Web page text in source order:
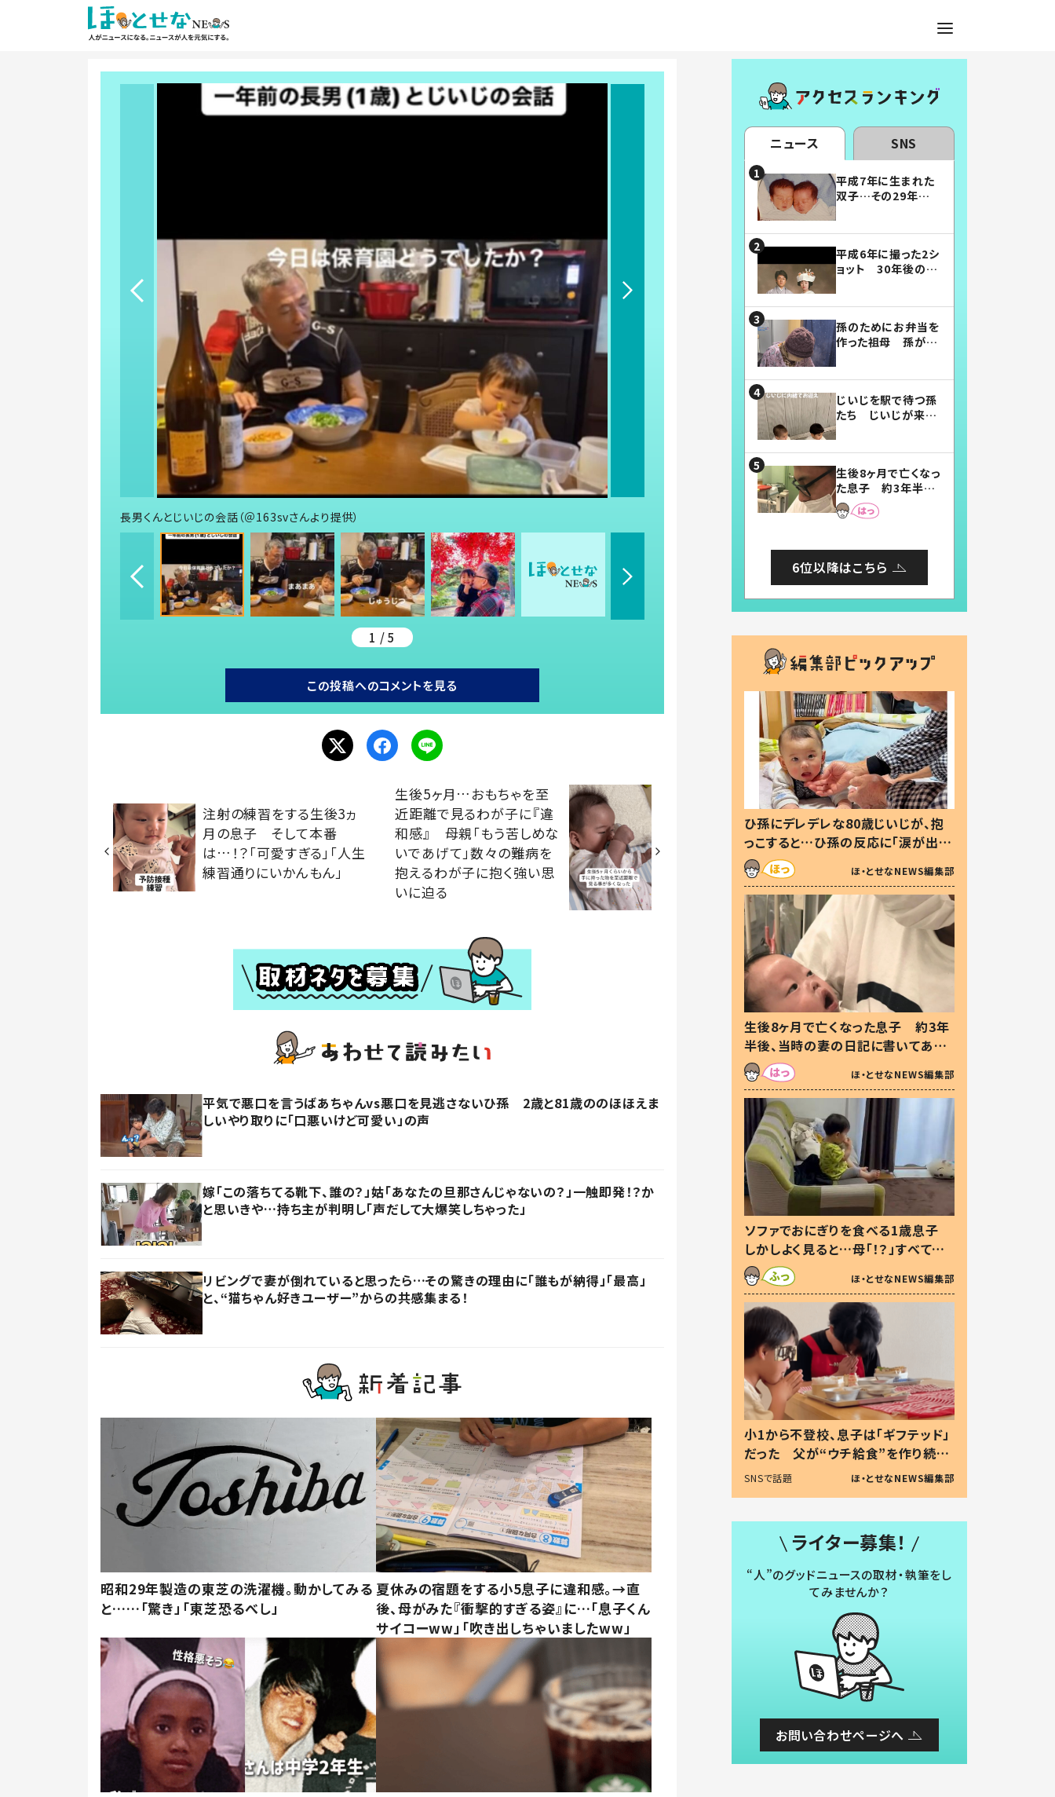
長男くんとじいじの会話（＠163svさんより提供）
1 / 5
この投稿へのコメントを見る
注射の練習をする生後3ヵ
月の息子 そして本番
は…！？「可愛すぎる」「人生
練習通りにいかんもん」
生後5ヶ月…おもちゃを至
近距離で見るわが子に『違
和感』 母親「もう苦しめな
いであげて」数々の難病を
抱えるわが子に抱く強い思
いに迫る
平気で悪口を言うばあちゃんvs悪口を見逃さないひ孫 2歳と81歳ののほほえま
しいやり取りに「口悪いけど可愛い」の声
嫁「この落ちてる靴下、誰の？」姑「あなたの旦那さんじゃないの？」一触即発！？か
と思いきや…持ち主が判明し「声だして大爆笑しちゃった」
リビングで妻が倒れていると思ったら…その驚きの理由に「誰もが納得」「最高」
と、“猫ちゃん好きユーザー”からの共感集まる！
昭和29年製造の東芝の洗濯機。動かしてみる
と……「驚き」「東芝恐るべし」
夏休みの宿題をする小5息子に違和感。→直
後、母がみた『衝撃的すぎる姿』に…「息子くん
サイコーww」「吹き出しちゃいましたww」
ニュース SNS
平成7年に生まれた
双子…その29年後
平成6年に撮った2シ
ョット 30年後の姿
孫のためにお弁当を
作った祖母 孫が絶
じいじを駅で待つ孫
たち じいじが来た
まらない」「幸せにな
れる」
生後8ヶ月で亡くなっ
た息子 約3年半
後、当時の妻の日記
に書いてあった本音
6位以降はこちら
ひ孫にデレデレな80歳じいじが、抱
っこすると…ひ孫の反応に「涙が出ま
した」「可愛くて仕方ない」
ほ・とせなNEWS編集部
生後8ヶ月で亡くなった息子 約3年
半後、当時の妻の日記に書いてあっ
た本音とは
ほ・とせなNEWS編集部
ソファでおにぎりを食べる1歳息子
しかしよく見ると…母「！？」すべてを
察した母の投稿に「可愛いから許
す！」「現行犯〜」
ほ・とせなNEWS編集部
小1から不登校、息子は「ギフテッド」
だった 父が“ウチ給食”を作り続け
る理由とは #令和の親 #令和の子
SNSで話題 ほ・とせなNEWS編集部
ライター募集！
“人”のグッドニュースの取材・執筆をし
てみませんか？
お問い合わせページへ